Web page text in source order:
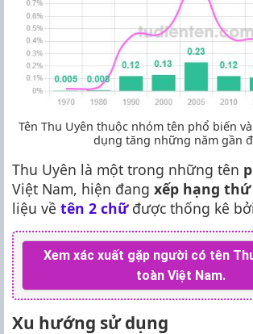
Tên Thu Uyên thuộc nhóm tên phổ biến
dụng tăng những năm gần
Thu Uyên là một trong những tên
Việt Nam, hiện đang xếp hạng thứ
liệu về tên 2 chữđược thống kê
Xem xác xuất gặp người có tên
toàn Việt Nam.
Xu hướng sử dụng